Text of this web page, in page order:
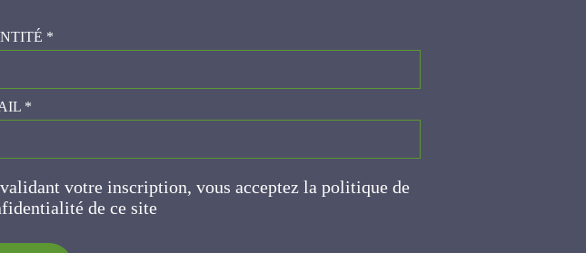
*
*
votre inscription, vous acceptez la politique
de ce site